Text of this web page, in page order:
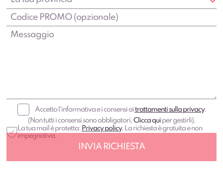
Accetto l'informativa e i consensi aitrattamenti sulla privacy.
(Non tutti i consensi sono obbligatori,Clicca quiper gestirli).
La tua mail è protetta: Privacy policy. La richiesta è gratuita e non
impegnativa.